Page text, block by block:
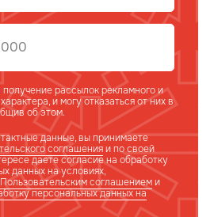
рассылок рекламного и
и могу отказаться от них в
об этом.
данные, вы принимаете
соглашенияи по своей
даете согласие на обработку
данных на условиях,
Пользовательским соглашениеми
персональных данных на